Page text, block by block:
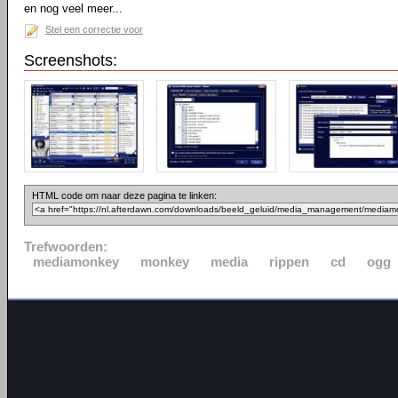
en nog veel meer...
Stel een correctie voor
Screenshots:
HTML code om naar deze pagina te linken:
Trefwoorden:
mediamonkey
monkey media rippen cd ogg